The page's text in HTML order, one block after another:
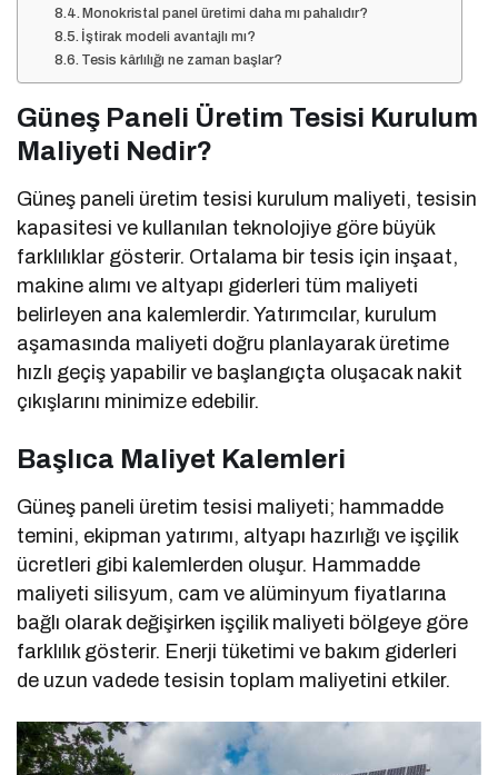
Monokristal panel üretimi daha mı pahalıdır?
İştirak modeli avantajlı mı?
Tesis kârlılığı ne zaman başlar?
Güneş Paneli Üretim Tesisi Kurulum
Maliyeti Nedir?
Güneş paneli üretim tesisi kurulum maliyeti, tesisin
kapasitesi ve kullanılan teknolojiye göre büyük
farklılıklar gösterir. Ortalama bir tesis için inşaat,
makine alımı ve altyapı giderleri tüm maliyeti
belirleyen ana kalemlerdir. Yatırımcılar, kurulum
aşamasında maliyeti doğru planlayarak üretime
hızlı geçiş yapabilir ve başlangıçta oluşacak nakit
çıkışlarını minimize edebilir.
Başlıca Maliyet Kalemleri
Güneş paneli üretim tesisi maliyeti; hammadde
temini, ekipman yatırımı, altyapı hazırlığı ve işçilik
ücretleri gibi kalemlerden oluşur. Hammadde
maliyeti silisyum, cam ve alüminyum fiyatlarına
bağlı olarak değişirken işçilik maliyeti bölgeye göre
farklılık gösterir. Enerji tüketimi ve bakım giderleri
de uzun vadede tesisin toplam maliyetini etkiler.